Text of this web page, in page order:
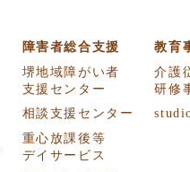
障害者総合支援
堺地域障がい者
支援センター
相談支援センター
重心放課後等
デイサービス
教育
介護
研修